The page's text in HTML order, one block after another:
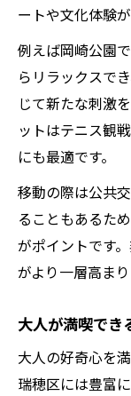
ートや文化体験
例えば岡崎公園
らリラックスで
じて新たな刺激
ットはテニス観
にも最適です。
移動の際は公共
ることもあるた
がポイントです
がより一層高まり
大人が満喫でき
大人の好奇心を
瑞穂区には豊富